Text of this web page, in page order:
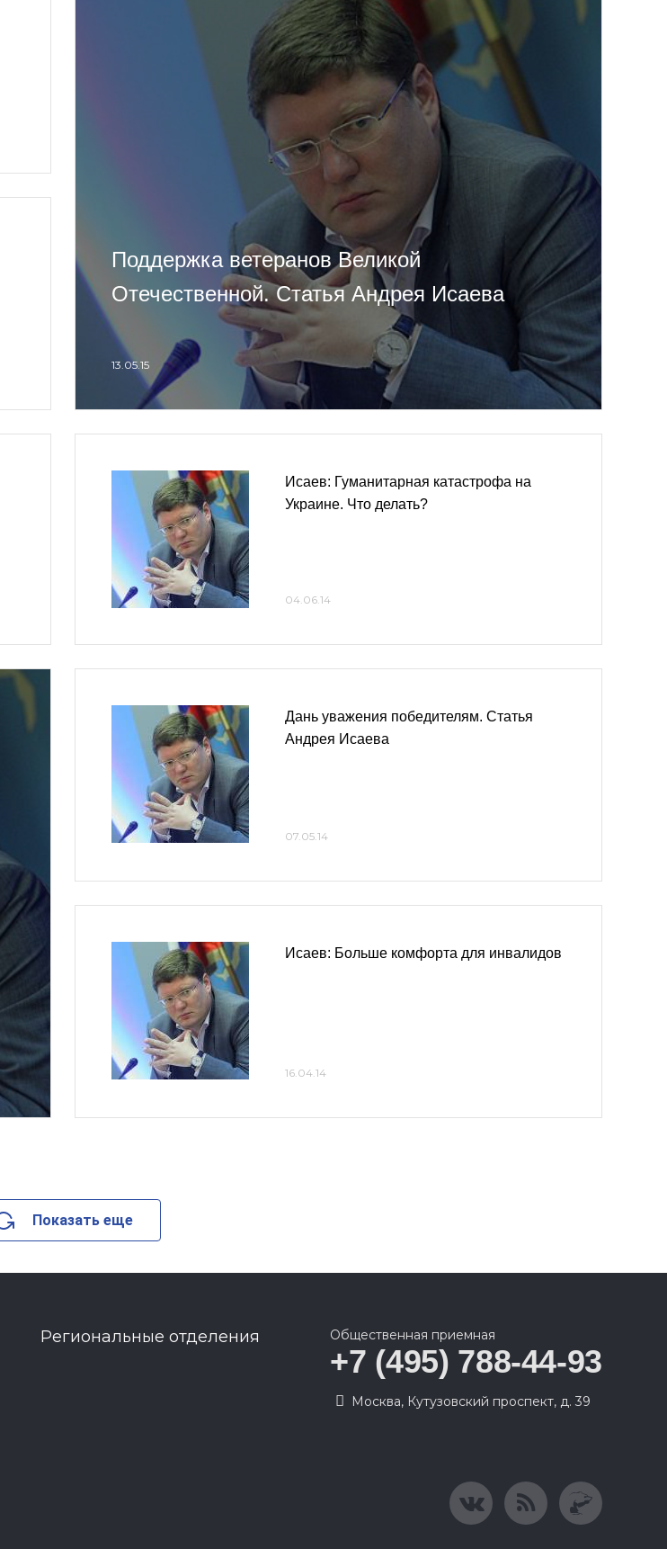
Поддержка ветеранов Великой
Отечественной. Статья Андрея Исаева
13.05.15
Исаев: Гуманитарная катастрофа на
Украине. Что делать?
04.06.14
Дань уважения победителям. Статья
Андрея Исаева
07.05.14
Исаев: Больше комфорта для инвалидов
16.04.14
Показать еще
Региональные отделения Общественная приемная
+7 (495) 788-44-93
Москва, Кутузовский проспект, д. 39